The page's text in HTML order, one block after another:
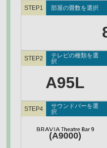
STEP1 部屋の畳数を選択
STEP2
テレビの種類を選
択
A95L
65v型
STEP4
サウンドバーを選
択
(A9000)
壁寄せ
スタンド